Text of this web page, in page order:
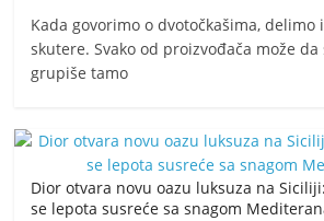
Kada govorimo o dvotočkašima, delimo
skutere. Svako od proizvođača može
grupiše tamo
Dior otvara novu oazu luksuza na
se lepota susreće sa snagom